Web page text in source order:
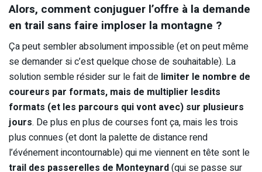
Alors, comment conjuguer l’offre à la demande
en trail sans faire imploser la montagne ?
Ça peut sembler absolument impossible (et on peut même
se demander si c’est quelque chose de souhaitable). La
solution semble résider sur le fait de limiter le nombre de
coureurs par formats, mais de multiplier lesdits
formats (et les parcours qui vont avec) sur plusieurs
jours. De plus en plus de courses font ça, mais les trois
plus connues (et dont la palette de distance rend
l’événement incontournable) qui me viennent en tête sont le
trail des passerelles de Monteynard(qui se passe sur